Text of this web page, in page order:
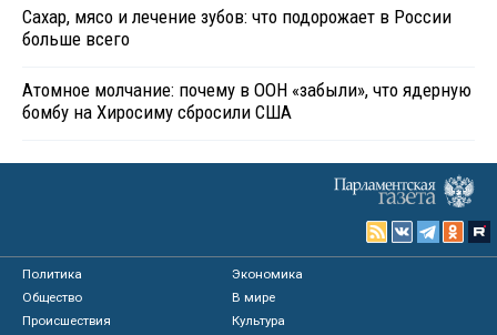
Сахар, мясо и лечение зубов: что подорожает в России
больше всего
Атомное молчание: почему в ООН «забыли», что ядерную
бомбу на Хиросиму сбросили США
Политика
Экономика
Общество
В мире
Происшествия
Культура